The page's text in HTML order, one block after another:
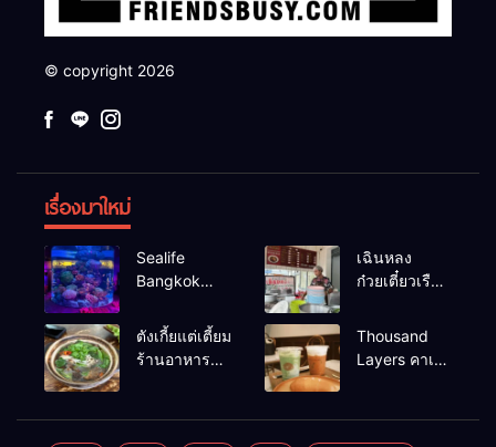
© copyright 2026
เรื่องมาใหม่
Sealife
Bangkok
แบงค์คอก
เฉินหลง
ก๋วยเตี๋ยวเรือ
อร่อยร้านดัง
หาดใหญ่
ตังเกี้ยแต่เตี้ยม
ร้านอาหาร
Thousand
Layers คาเฟ่